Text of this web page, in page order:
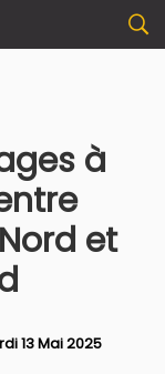
à
et
13 Mai 2025